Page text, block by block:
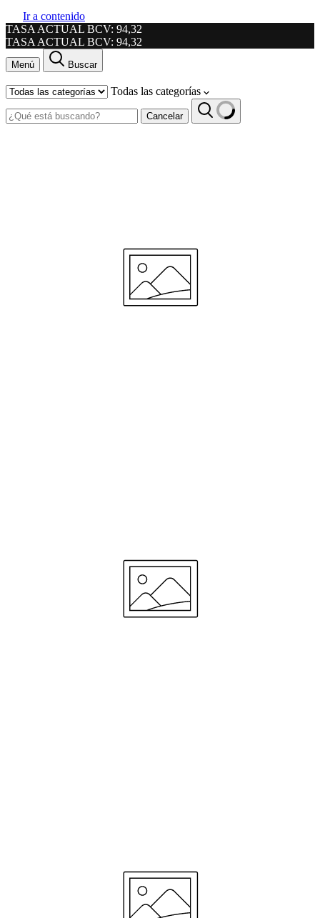
Ir a contenido
TASA ACTUAL BCV: 94,32
TASA ACTUAL BCV: 94,32
Menú Buscar
Todas las categorías
Cancelar